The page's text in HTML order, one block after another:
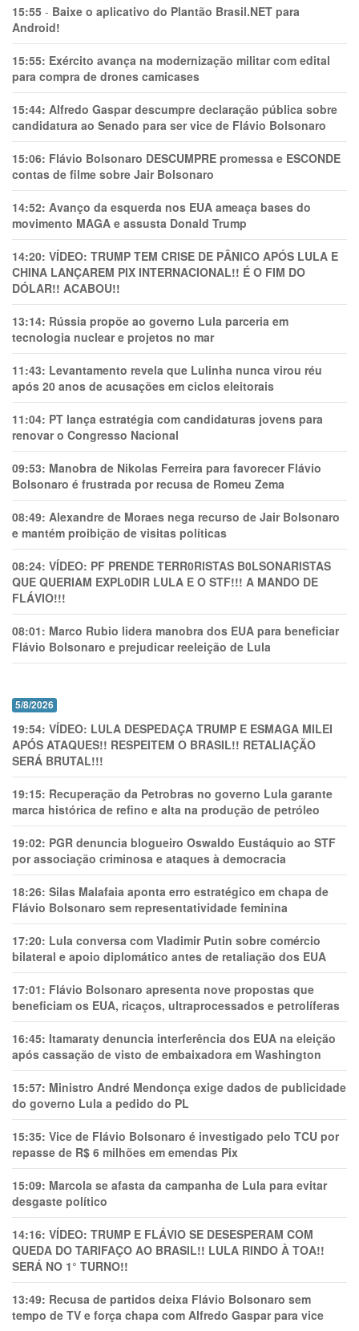
15:55 - Baixe o aplicativo do Plantão Brasil.NET para
Android!
15:55: Exército avança na modernização militar com edital
para compra de drones camicases
15:44: Alfredo Gaspar descumpre declaração pública sobre
candidatura ao Senado para ser vice de Flávio Bolsonaro
15:06: Flávio Bolsonaro DESCUMPRE promessa e ESCONDE
contas de filme sobre Jair Bolsonaro
14:52: Avanço da esquerda nos EUA ameaça bases do
movimento MAGA e assusta Donald Trump
14:20: VÍDEO: TRUMP TEM CRlSE DE PÂNlCO APÓS LULA E
CHINA LANÇAREM PIX INTERNACIONAL!! É O FIM DO
DÓLAR!! ACABOU!!
13:14: Rússia propõe ao governo Lula parceria em
tecnologia nuclear e projetos no mar
11:43: Levantamento revela que Lulinha nunca virou réu
após 20 anos de acusações em ciclos eleitorais
11:04: PT lança estratégia com candidaturas jovens para
renovar o Congresso Nacional
09:53: Manobra de Nikolas Ferreira para favorecer Flávio
Bolsonaro é frustrada por recusa de Romeu Zema
08:49: Alexandre de Moraes nega recurso de Jair Bolsonaro
e mantém proibição de visitas políticas
08:24: VÍDEO: PF PRENDE TERR0RlSTAS B0LSONARlSTAS
QUE QUERIAM EXPL0DlR LULA E O STF!!! A MANDO DE
FLÁVIO!!!
08:01: Marco Rubio lidera manobra dos EUA para beneficiar
Flávio Bolsonaro e prejudicar reeleição de Lula
5/8/2026
19:54: VÍDEO: LULA DESPEDAÇA TRUMP E ESMAGA MILEI
APÓS ATAQUES!! RESPEITEM O BRASIL!! RETALIAÇÃO
SERÁ BRUTAL!!!
19:15: Recuperação da Petrobras no governo Lula garante
marca histórica de refino e alta na produção de petróleo
19:02: PGR denuncia blogueiro Oswaldo Eustáquio ao STF
por associação criminosa e ataques à democracia
18:26: Silas Malafaia aponta erro estratégico em chapa de
Flávio Bolsonaro sem representatividade feminina
17:20: Lula conversa com Vladimir Putin sobre comércio
bilateral e apoio diplomático antes de retaliação dos EUA
17:01: Flávio Bolsonaro apresenta nove propostas que
beneficiam os EUA, ricaços, ultraprocessados e petrolíferas
16:45: Itamaraty denuncia interferência dos EUA na eleição
após cassação de visto de embaixadora em Washington
15:57: Ministro André Mendonça exige dados de publicidade
do governo Lula a pedido do PL
15:35: Vice de Flávio Bolsonaro é investigado pelo TCU por
repasse de R$ 6 milhões em emendas Pix
15:09: Marcola se afasta da campanha de Lula para evitar
desgaste político
14:16: VÍDEO: TRUMP E FLÁVIO SE DESESPERAM COM
QUEDA DO TARIFAÇO AO BRASIL!! LULA RINDO À TOA!!
SERÁ NO 1° TURNO!!
13:49: Recusa de partidos deixa Flávio Bolsonaro sem
tempo de TV e força chapa com Alfredo Gaspar para vice